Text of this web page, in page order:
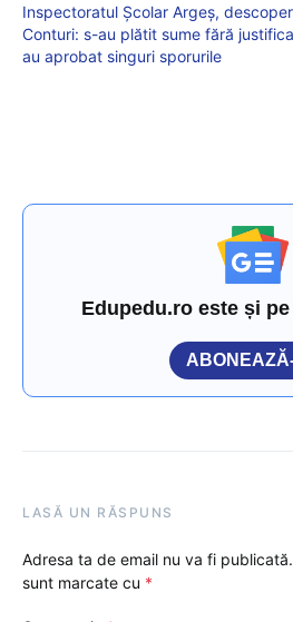
Inspectoratul Școlar Argeș,
Conturi: s-au plătit sume fără
au aprobat singuri sporurile
Edupedu.ro este și
LASĂ UN RĂSPUNS
Adresa ta de email nu va fi publicată.
sunt marcate cu *